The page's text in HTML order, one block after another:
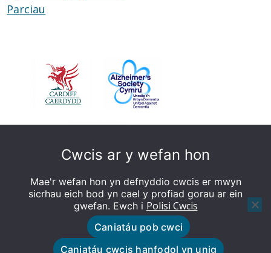
Parciau
Cwcis ar y wefan hon
Mae'r wefan hon yn defnyddio cwcis er mwyn
sicrhau eich bod yn cael y profiad gorau ar ein
gwefan. Ewch i Polisi Cwcis
Caniatáu pob cwci
Caniatáu cwcis hanfodol yn unig
© Caerdydd sy’n Deall Dementia - Gwefan wedi'i